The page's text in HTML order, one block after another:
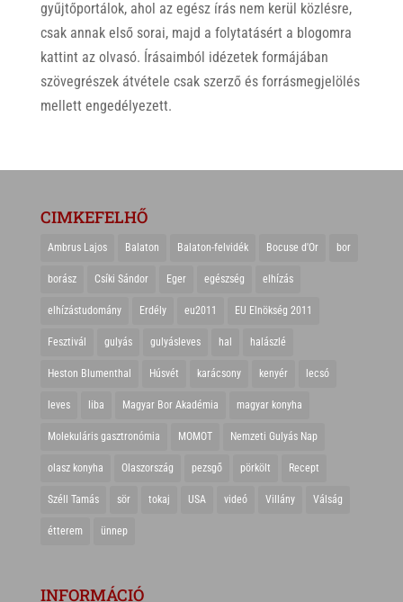
gyűjtőportálok, ahol az egész írás nem kerül közlésre,
csak annak első sorai, majd a folytatásért a blogomra
kattint az olvasó. Írásaimból idézetek formájában
szövegrészek átvétele csak szerző és forrásmegjelölés
mellett engedélyezett.
CIMKEFELHŐ
Ambrus Lajos Balaton Balaton-felvidék Bocuse d'Or bor
borász Csíki Sándor Eger egészség elhízás
elhízástudomány Erdély eu2011 EU Elnökség 2011
Fesztivál gulyás gulyásleves hal halászlé
Heston Blumenthal Húsvét karácsony kenyér lecsó
leves liba Magyar Bor Akadémia magyar konyha
Molekuláris gasztronómia MOMOT Nemzeti Gulyás Nap
olasz konyha Olaszország pezsgő pörkölt Recept
Széll Tamás sör tokaj USA videó Villány Válság
étterem ünnep
INFORMÁCIÓ